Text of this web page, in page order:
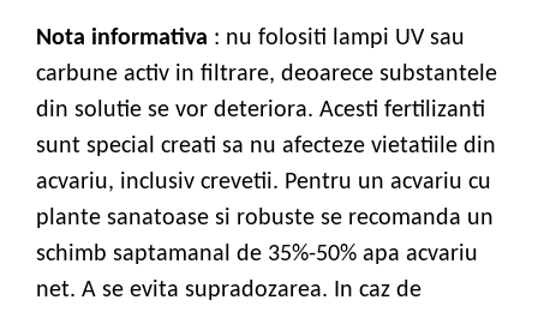
Nota informativa : nu folositi lampi UV sau
carbune activ in filtrare, deoarece substantele
din solutie se vor deteriora. Acesti fertilizanti
sunt special creati sa nu afecteze vietatiile din
acvariu, inclusiv crevetii. Pentru un acvariu cu
plante sanatoase si robuste se recomanda un
schimb saptamanal de 35%-50% apa acvariu
net. A se evita supradozarea. In caz de